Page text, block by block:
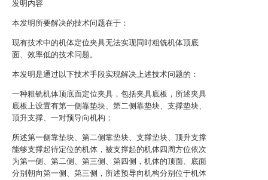
发明内容
本发明所要解决的技术问题在于：
现有技术中的机体定位夹具无法实现同时粗铣机体顶底
面、效率低的技术问题。
本发明是通过以下技术手段实现解决上述技术问题的：
一种粗铣机体顶底面定位夹具，包括夹具底板，所述夹具
底板上设置有第一侧靠垫块、第二侧靠垫块、支撑垫块、
顶升支撑、一对预导向机构；
所述第一侧靠垫块、第二侧靠垫块、支撑垫块、顶升支撑
能够支撑起待定位的机体，被支撑起的机体四周方位依次
为第一侧、第二侧、第三侧、第四侧，机体的顶面、底面
分别朝向第一侧、第三侧，所述预导向机构分别位于机体